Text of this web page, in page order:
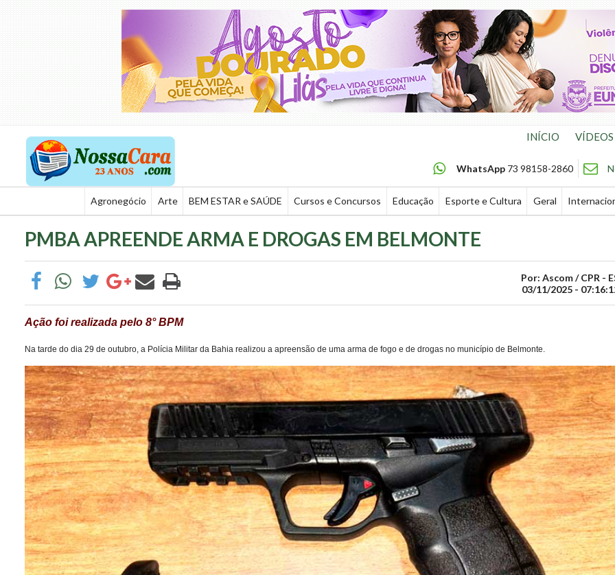
INÍCIO VÍDEOS
WhatsApp 73 98158-2860
Agronegócio Arte BEM ESTAR e SAÚDE Cursos e Concursos Educação Esporte e Cultura Geral
PMBA APREENDE ARMA E DROGAS EM BELMONTE
Por: Ascom / CPR -
03/11/2025 -
Ação foi realizada pelo 8° BPM
Na tarde do dia 29 de outubro, a Polícia Militar da Bahia realizou a apreensão de uma arma de fogo e de drogas no município de Belmonte.